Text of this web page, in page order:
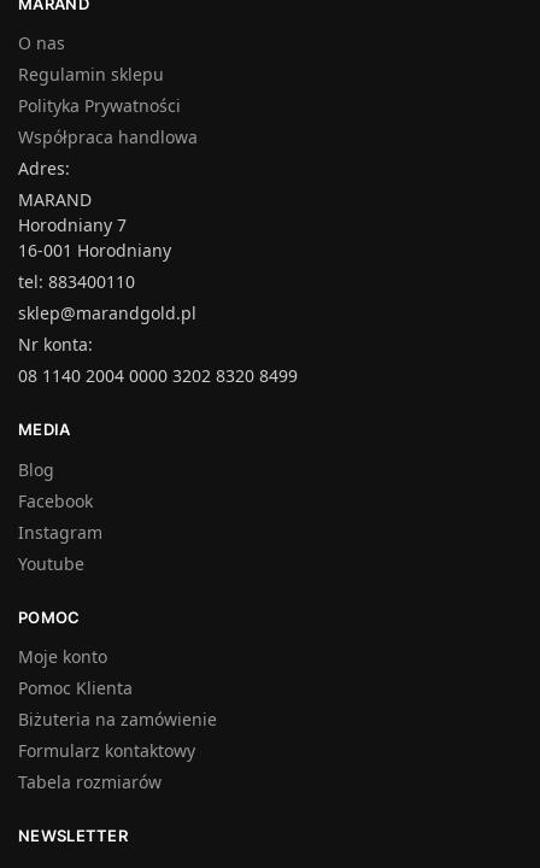
O nas
Regulamin sklepu
Polityka Prywatności
Współpraca handlowa
Adres:
MARAND
Horodniany 7
16-001 Horodniany
tel: 883400110
sklep@marandgold.pl
Nr konta:
08 1140 2004 0000 3202 8320 8499
MEDIA
Blog
Facebook
Instagram
Youtube
POMOC
Moje konto
Pomoc Klienta
Biżuteria na zamówienie
Formularz kontaktowy
Tabela rozmiarów
NEWSLETTER